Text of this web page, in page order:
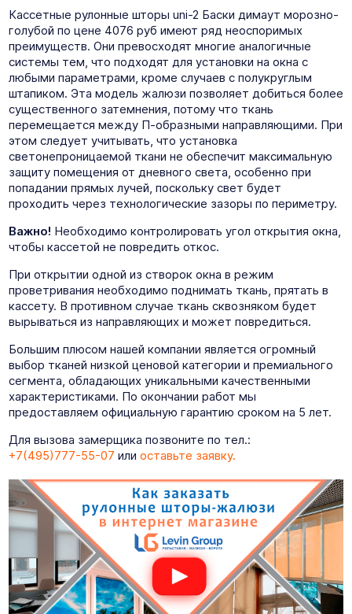
Кассетные рулонные шторы uni-2 Баски димаут морозно-
голубой по цене 4076 руб имеют ряд неоспоримых
преимуществ. Они превосходят многие аналогичные
системы тем, что подходят для установки на окна с
любыми параметрами, кроме случаев с полукруглым
штапиком. Эта модель жалюзи позволяет добиться более
существенного затемнения, потому что ткань
перемещается между П-образными направляющими. При
этом следует учитывать, что установка
светонепроницаемой ткани не обеспечит максимальную
защиту помещения от дневного света, особенно при
попадании прямых лучей, поскольку свет будет
проходить через технологические зазоры по периметру.
Важно! Необходимо контролировать угол открытия окна,
чтобы кассетой не повредить откос.
При открытии одной из створок окна в режим
проветривания необходимо поднимать ткань, прятать в
кассету. В противном случае ткань сквозняком будет
вырываться из направляющих и может повредиться.
Большим плюсом нашей компании является огромный
выбор тканей низкой ценовой категории и премиального
сегмента, обладающих уникальными качественными
характеристиками. По окончании работ мы
предоставляем официальную гарантию сроком на 5 лет.
Для вызова замерщика позвоните по тел.:
+7(495)777-55-07 или оставьте заявку.